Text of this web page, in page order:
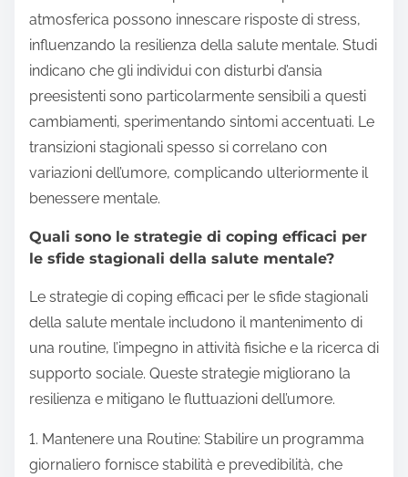
atmosferica possono innescare risposte di stress,
influenzando la resilienza della salute mentale. Studi
indicano che gli individui con disturbi d’ansia
preesistenti sono particolarmente sensibili a questi
cambiamenti, sperimentando sintomi accentuati. Le
transizioni stagionali spesso si correlano con
variazioni dell’umore, complicando ulteriormente il
benessere mentale.
Quali sono le strategie di coping efficaci per
le sfide stagionali della salute mentale?
Le strategie di coping efficaci per le sfide stagionali
della salute mentale includono il mantenimento di
una routine, l’impegno in attività fisiche e la ricerca di
supporto sociale. Queste strategie migliorano la
resilienza e mitigano le fluttuazioni dell’umore.
1. Mantenere una Routine: Stabilire un programma
giornaliero fornisce stabilità e prevedibilità, che